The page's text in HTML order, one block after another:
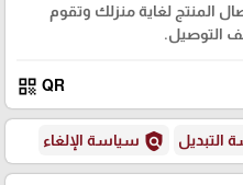
المنتج لغاية منزلك وتقوم
التوصيل.
QR
qr_code
التبديل policy سياسة الإلغاء